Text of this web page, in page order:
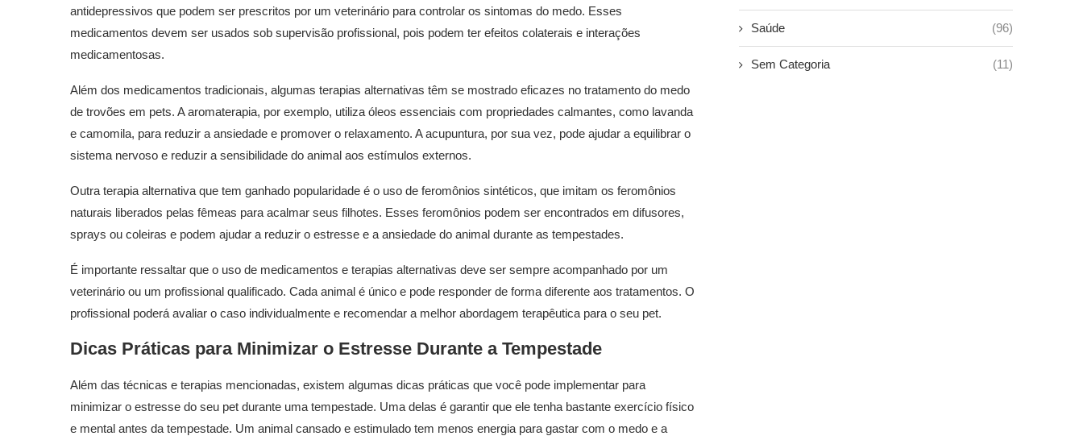
antidepressivos que podem ser prescritos por um veterinário para controlar os sintomas do medo. Esses
medicamentos devem ser usados sob supervisão profissional, pois podem ter efeitos colaterais e interações
medicamentosas.
Além dos medicamentos tradicionais, algumas terapias alternativas têm se mostrado eficazes no tratamento do medo
de trovões em pets. A aromaterapia, por exemplo, utiliza óleos essenciais com propriedades calmantes, como lavanda
e camomila, para reduzir a ansiedade e promover o relaxamento. A acupuntura, por sua vez, pode ajudar a equilibrar o
sistema nervoso e reduzir a sensibilidade do animal aos estímulos externos.
Outra terapia alternativa que tem ganhado popularidade é o uso de feromônios sintéticos, que imitam os feromônios
naturais liberados pelas fêmeas para acalmar seus filhotes. Esses feromônios podem ser encontrados em difusores,
sprays ou coleiras e podem ajudar a reduzir o estresse e a ansiedade do animal durante as tempestades.
É importante ressaltar que o uso de medicamentos e terapias alternativas deve ser sempre acompanhado por um
veterinário ou um profissional qualificado. Cada animal é único e pode responder de forma diferente aos tratamentos. O
profissional poderá avaliar o caso individualmente e recomendar a melhor abordagem terapêutica para o seu pet.
Dicas Práticas para Minimizar o Estresse Durante a Tempestade
Além das técnicas e terapias mencionadas, existem algumas dicas práticas que você pode implementar para
minimizar o estresse do seu pet durante uma tempestade. Uma delas é garantir que ele tenha bastante exercício físico
e mental antes da tempestade. Um animal cansado e estimulado tem menos energia para gastar com o medo e a
Saúde (96)
Sem Categoria (11)